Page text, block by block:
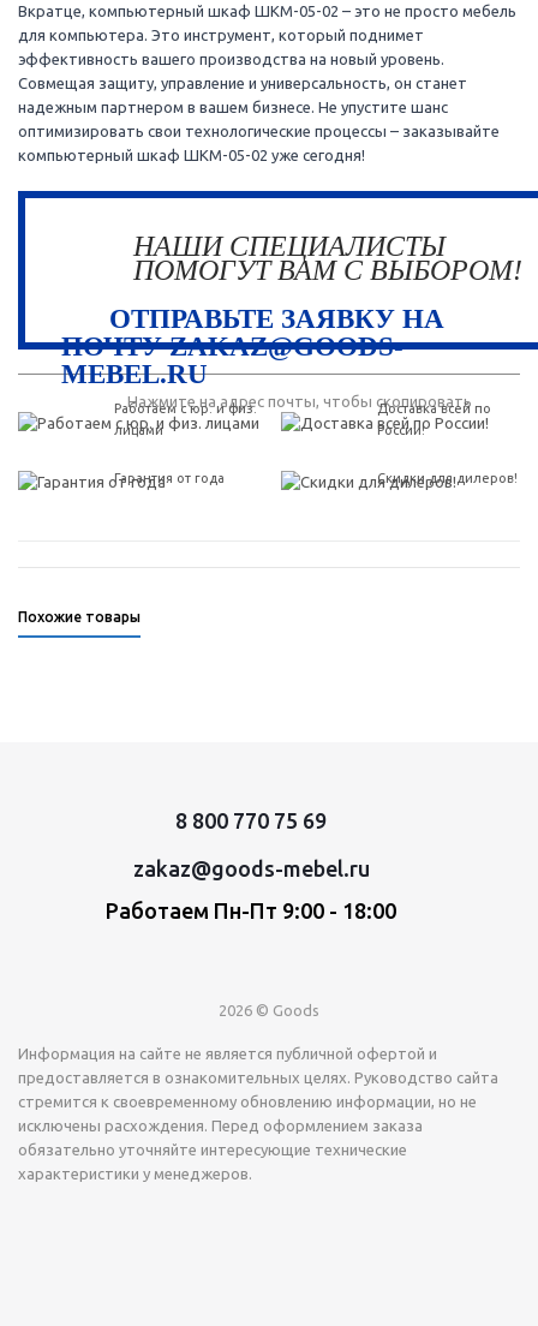
Вкратце, компьютерный шкаф ШКМ-05-02 – это не просто мебель
для компьютера. Это инструмент, который поднимет
эффективность вашего производства на новый уровень.
Совмещая защиту, управление и универсальность, он станет
надежным партнером в вашем бизнесе. Не упустите шанс
оптимизировать свои технологические процессы – заказывайте
компьютерный шкаф ШКМ-05-02 уже сегодня!
НАШИ СПЕЦИАЛИСТЫ
ПОМОГУТ ВАМ С ВЫБОРОМ!
ОТПРАВЬТЕ ЗАЯВКУ НА
ПОЧТУ ZAKAZ@GOODS-
MEBEL.RU
Нажмите на адрес почты, чтобы скопировать
Работаем с юр. и физ.
лицами
Доставка всей по
России!
Гарантия от года Скидки для дилеров!
Похожие товары
8 800 770 75 69
zakaz@goods-mebel.ru
Работаем Пн-Пт 9:00 - 18:00
2026 © Goods
Информация на сайте не является публичной офертой и
предоставляется в ознакомительных целях. Руководство сайта
стремится к своевременному обновлению информации, но не
исключены расхождения. Перед оформлением заказа
обязательно уточняйте интересующие технические
характеристики у менеджеров.